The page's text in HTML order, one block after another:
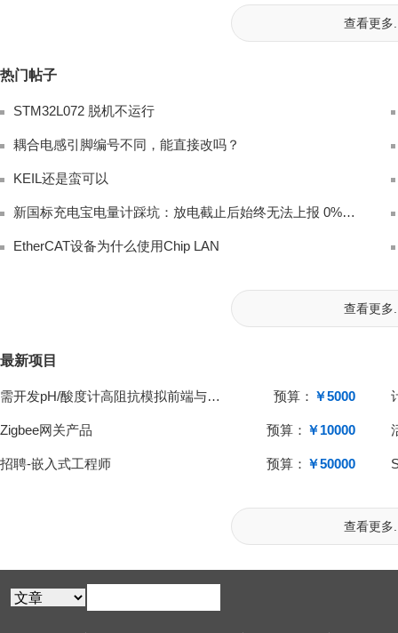
查看更多
热门帖子
STM32L072 脱机不运行
耦合电感引脚编号不同，能直接改吗？
KEIL还是蛮可以
新国标充电宝电量计踩坑：放电截止后始终无法上报 0% 电量完整排查
EtherCAT设备为什么使用Chip LAN
查看更多
最新项目
需开发pH/酸度计高阻抗模拟前端与单片机系统 预算： ￥5000
Zigbee网关产品 预算： ￥10000
招聘-嵌入式工程师 预算： ￥50000
查看更多